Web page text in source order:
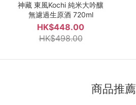
神藏 東風Kochi 純米大吟釀
無濾過生原酒 720ml
HK$448.00
HK$498.00
商品推薦